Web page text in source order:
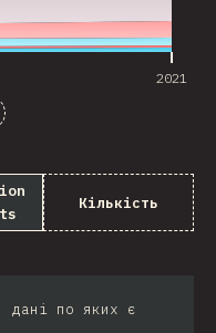
2021
Кількість
дані по яких є